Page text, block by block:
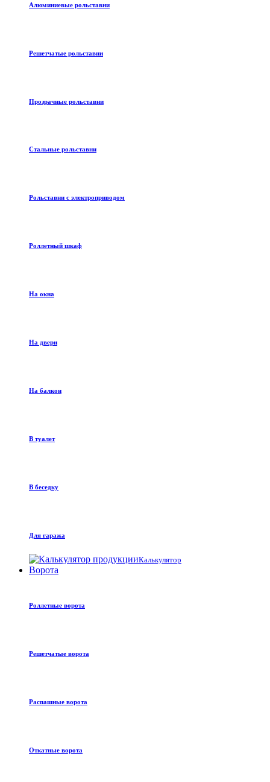
Алюминиевые рольставни
Решетчатые рольставни
Прозрачные рольставни
Стальные рольставни
Рольставни с электроприводом
Роллетный шкаф
На окна
На двери
На балкон
В туалет
В беседку
Для гаража
Калькулятор
Ворота
Роллетные ворота
Решетчатые ворота
Распашные ворота
Откатные ворота